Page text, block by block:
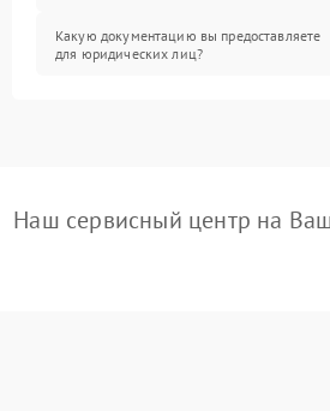
Какую документацию вы предоставляете
для юридических лиц?
Наш сервисный центр на